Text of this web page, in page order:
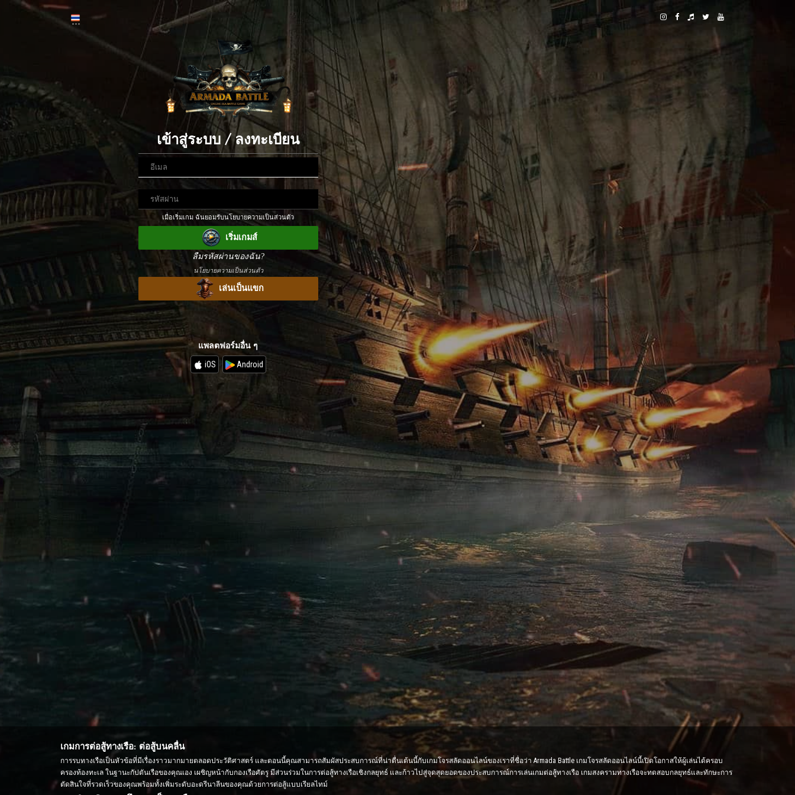
เข้าสู่ระบบ / ลงทะเบียน
เมื่อเริ่มเกม ฉันยอมรับนโยบายความเป็นส่วนตัว
เริ่มเกมส์
ลืมรหัสผ่านของฉัน?
นโยบายความเป็นส่วนตัว
เล่นเป็นแขก
แพลตฟอร์มอื่น ๆ
iOS Android
เกมการต่อสู้ทางเรือ: ต่อสู้บนคลื่น
การรบทางเรือเป็นหัวข้อที่มีเรื่องราวมากมายตลอดประวัติศาสตร์ และตอนนี้คุณสามารถสัมผัสประสบการณ์ที่น่าตื่นเต้นนี้กับเกมโจรสลัดออนไลน์ของเราที่ชื่อว่า Armada Battle เกมโจรสลัดออนไลน์นี้เปิดโอกาสให้ผู้เล่นได้ครอบ
ครองท้องทะเล ในฐานะกัปตันเรือของคุณเอง เผชิญหน้ากับกองเรือศัตรู มีส่วนร่วมในการต่อสู้ทางเรือเชิงกลยุทธ์ และก้าวไปสู่จุดสุดยอดของประสบการณ์การเล่นเกมต่อสู้ทางเรือ เกมสงครามทางเรือจะทดสอบกลยุทธ์และทักษะการ
ตัดสินใจที่รวดเร็วของคุณพร้อมทั้งเพิ่มระดับอะดรีนาลีนของคุณด้วยการต่อสู้แบบเรียลไทม์